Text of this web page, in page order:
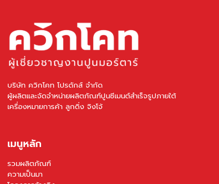
บริษัท ควิกโคท โปรดักส์ จำกัด
ผู้ผลิตและจัดจำหน่ายผลิตภัณฑ์ปูนซีเมนต์สำเร็จรูปภายใต้
เครื่องหมายการค้า ลูกดิ่ง จิงโจ้
เมนูหลัก
รวมผลิตภัณฑ์
ความเป็นมา